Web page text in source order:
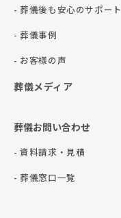
- 葬儀後も安心のサポート
- 葬儀事例
- お客様の声
葬儀メディア
葬儀お問い合わせ
- 資料請求・見積
- 葬儀窓口一覧